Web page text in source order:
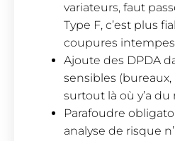
variateurs, faut
Type F, c’est plus
coupures
Ajoute des DPDA
sensibles (bureaux,
surtout là où y’a
Parafoudre
analyse de risque